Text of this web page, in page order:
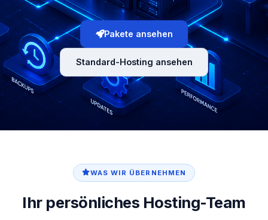
Pakete ansehen
Standard-Hosting ansehen
WAS WIR ÜBERNEHMEN
Ihr persönliches Hosting-Team